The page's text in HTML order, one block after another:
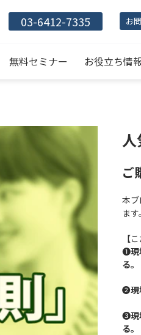
03-6412-7335 お
無料セミナー お役立ち情
人
ご
本
ます。
【
❶
る。
❷現
❸
る。